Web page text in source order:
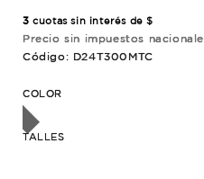
3 cuotas sin interés de $
Precio sin impuestos
Código: D24T300MTC
COLOR
TALLES